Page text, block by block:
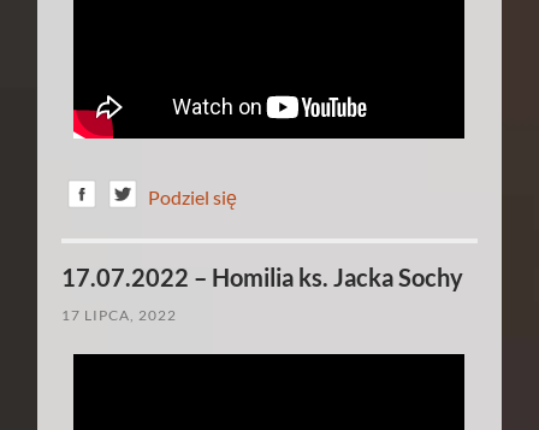
Podziel się
17.07.2022 – Homilia ks. Jacka Sochy
17 LIPCA, 2022